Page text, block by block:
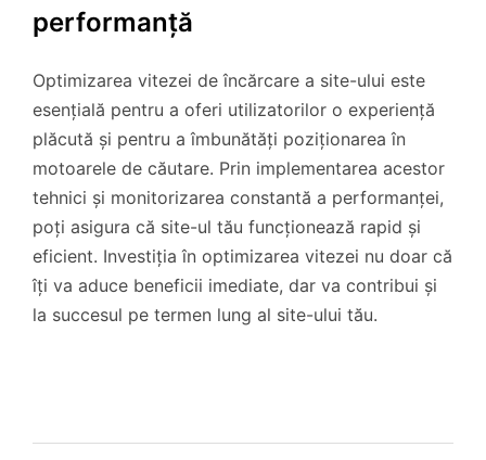
performanță
Optimizarea vitezei de încărcare a site-ului este
esențială pentru a oferi utilizatorilor o experiență
plăcută și pentru a îmbunătăți poziționarea în
motoarele de căutare. Prin implementarea acestor
tehnici și monitorizarea constantă a performanței,
poți asigura că site-ul tău funcționează rapid și
eficient. Investiția în optimizarea vitezei nu doar că
îți va aduce beneficii imediate, dar va contribui și
la succesul pe termen lung al site-ului tău.